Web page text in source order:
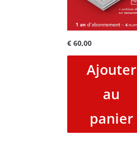
€ 60,00
Ajouter
au
panier